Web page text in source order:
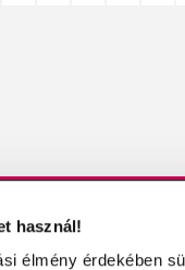
használ!
élmény érdekében